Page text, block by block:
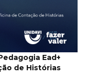
Ead+
de Histórias